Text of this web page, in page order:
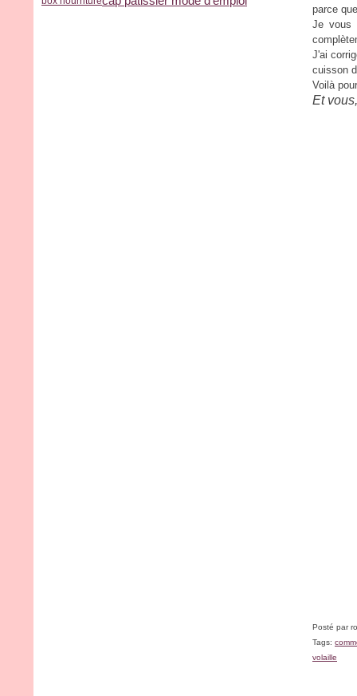
parce
Je vous
J'ai
cuisson
Voilà
Et
Posté par
Tags:
volaille